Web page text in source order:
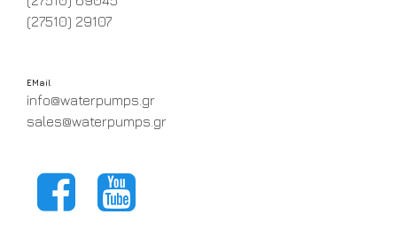
(27510) 29107
EMail
info@waterpumps.gr
sales@waterpumps.gr